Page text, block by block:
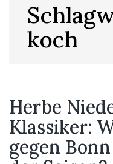
koch
Herbe
Klassiker:
gegen